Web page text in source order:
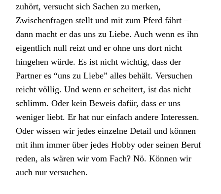
zuhört, versucht sich Sachen zu merken,
Zwischenfragen stellt und mit zum Pferd fährt –
dann macht er das uns zu Liebe. Auch wenn es ihn
eigentlich null reizt und er ohne uns dort nicht
hingehen würde. Es ist nicht wichtig, dass der
Partner es “uns zu Liebe” alles behält. Versuchen
reicht völlig. Und wenn er scheitert, ist das nicht
schlimm. Oder kein Beweis dafür, dass er uns
weniger liebt. Er hat nur einfach andere Interessen.
Oder wissen wir jedes einzelne Detail und können
mit ihm immer über jedes Hobby oder seinen Beruf
reden, als wären wir vom Fach? Nö. Können wir
auch nur versuchen.